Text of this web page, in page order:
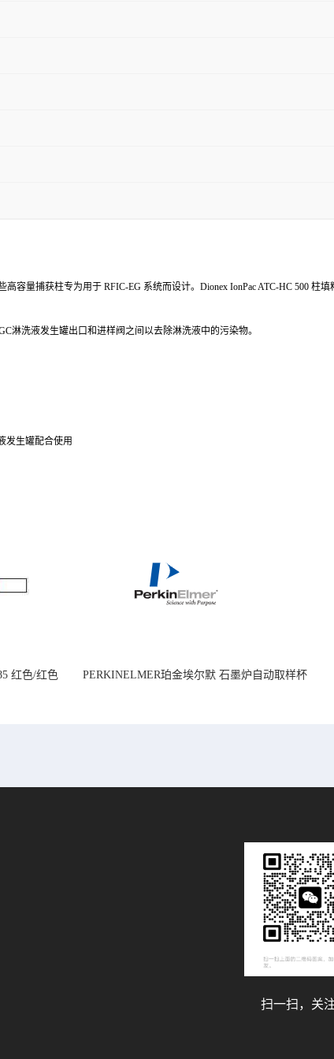
容量捕获柱专为用于 RFIC-EG 系统而设计。Dionex IonPac ATC-HC 500 柱填
淋洗液发生罐出口和进样阀之间以去除淋洗液中的污染物。
发生罐配合使用
红色/红色
PERKINELMER珀金埃尔默 石墨炉自动取样杯
扫一扫，关